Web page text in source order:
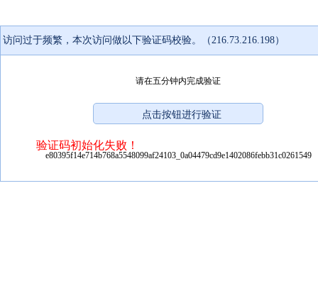
访问过于频繁，本次访问做以下验证码校验。（216.73.216.198）
请在五分钟内完成验证
验证码初始化失败！
e80395f14e714b768a5548099af24103_0a04479cd9e1402086febb31c0261549